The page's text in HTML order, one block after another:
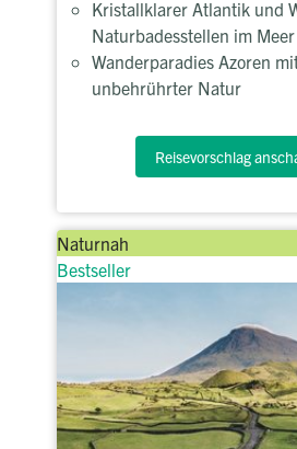
Kristallklarer Atlantik und
Naturbadesstellen im Meer
Wanderparadies Azoren
unbehrührter Natur
Reisevorschlag
Naturnah
Bestseller